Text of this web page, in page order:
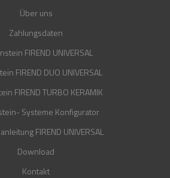
Über uns
Zahlungsdaten
FIREND UNIVERSAL
FIREND DUO UNIVERSAL
FIREND TURBO KERAMIK
Systeme Konfigurator
FIREND UNIVERSAL
Download
Kontakt